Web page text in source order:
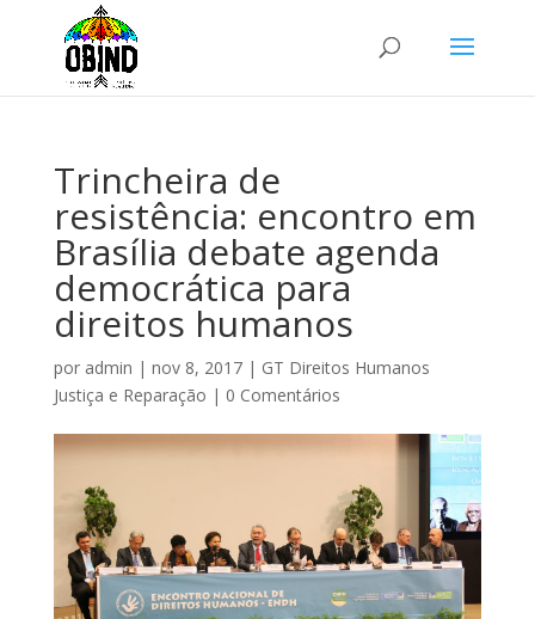
Trincheira de
resistência: encontro em
Brasília debate agenda
democrática para
direitos humanos
por admin | nov 8, 2017| GT Direitos Humanos
Justiça e Reparação | 0 Comentários